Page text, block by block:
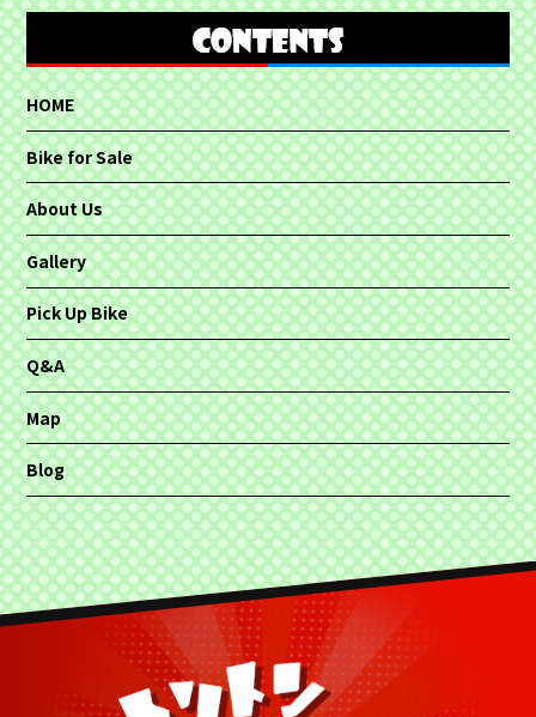
HOME
Bike for Sale
About Us
Gallery
Pick Up Bike
Q&A
Map
Blog